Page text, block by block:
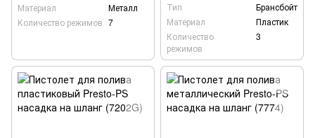
Материал
Металл
Количество режимов 7
Тип
Брансбойт
Материал
Пластик
Количество
режимов
3